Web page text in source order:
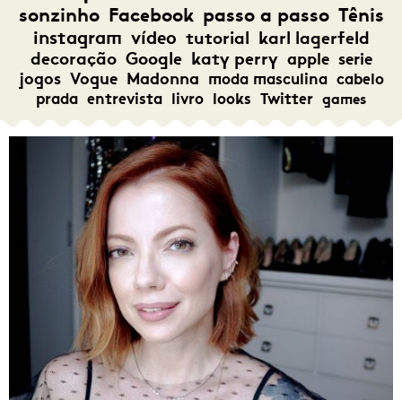
sonzinho Facebook passo a passo Tênis
instagram vídeo tutorial karl lagerfeld
decoração Google katy perry apple serie
jogos Vogue Madonna moda masculina cabelo
prada entrevista livro looks Twitter games